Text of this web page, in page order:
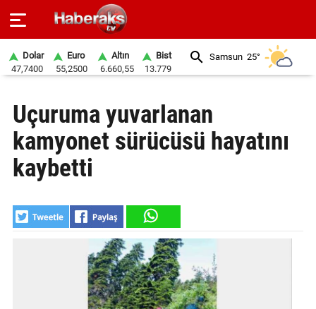
SPOR
YAŞAM
EKONOMİ
BELEDİYELER
Dolar
47,7400
Euro
55,2500
Altın
6.660,55
Bist
13.779
Samsun 25°
Uçuruma yuvarlanan
kamyonet sürücüsü hayatını
kaybetti